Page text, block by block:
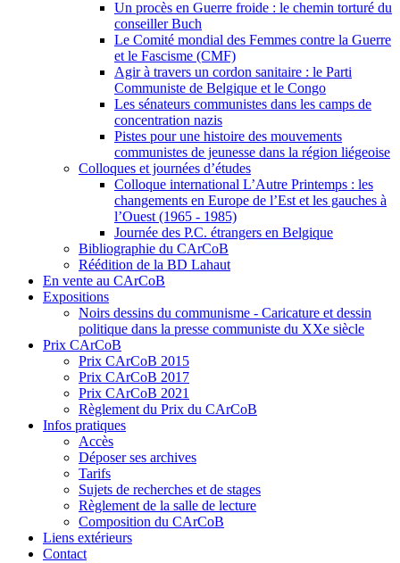
Un procès en Guerre froide : le chemin torturé du
conseiller Buch
Le Comité mondial des Femmes contre la Guerre
et le Fascisme (CMF)
Agir à travers un cordon sanitaire : le Parti
Communiste de Belgique et le Congo
Les sénateurs communistes dans les camps de
concentration nazis
Pistes pour une histoire des mouvements
communistes de jeunesse dans la région liégeoise
Colloques et journées d’études
Colloque international L’Autre Printemps : les
changements en Europe de l’Est et les gauches à
l’Ouest (1965 - 1985)
Journée des P.C. étrangers en Belgique
Bibliographie du CArCoB
Réédition de la BD Lahaut
En vente au CArCoB
Expositions
Noirs dessins du communisme - Caricature et dessin
politique dans la presse communiste du XXe siècle
Prix CArCoB
Prix CArCoB 2015
Prix CArCoB 2017
Prix CArCoB 2021
Règlement du Prix du CArCoB
Infos pratiques
Accès
Déposer ses archives
Tarifs
Sujets de recherches et de stages
Règlement de la salle de lecture
Composition du CArCoB
Liens extérieurs
Contact